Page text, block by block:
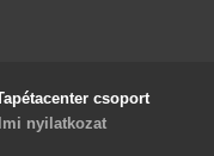
csoport
nyilatkozat